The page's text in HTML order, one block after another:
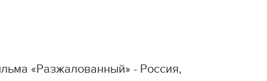
«Разжалованный» - Россия,